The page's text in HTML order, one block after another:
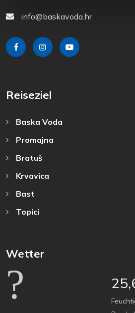
info@baskavoda.hr
Reiseziel
Baska Voda
Promajna
Bratuš
Krvavica
Bast
Topici
Wetter